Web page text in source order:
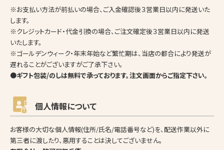
※お支払い方法が前払いの場合、ご入金確認後３営業日以内に発送いた
します。
※クレジットカード・代金引換の場合、ご注文確定後３営業日以内に発送
いたします。
※ゴールデンウィーク・年末年始など繁忙期は、当店の都合により発送が
遅れることがございますがご了承下さい。
●ギフト包装/のしは無料で承っております。注文画面からご指定下さい。
個人情報について
お客様の大切な個人情報(住所/氏名/電話番号など)を、配送作業以外に
第三者に渡したり、悪用することは決してございません。